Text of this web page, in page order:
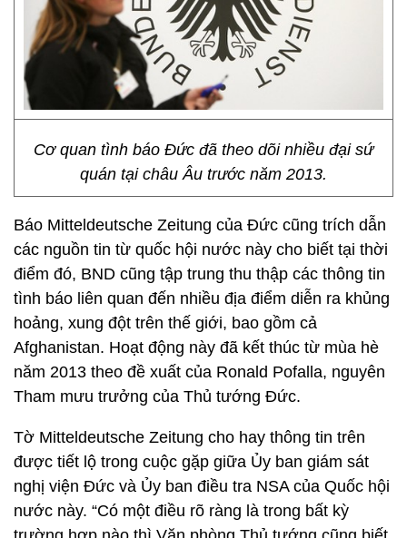
Cơ quan tình báo Đức đã theo dõi nhiều đại sứ
quán tại châu Âu trước năm 2013.
Báo Mitteldeutsche Zeitung của Đức cũng trích dẫn
các nguồn tin từ quốc hội nước này cho biết tại thời
điểm đó, BND cũng tập trung thu thập các thông tin
tình báo liên quan đến nhiều địa điểm diễn ra khủng
hoảng, xung đột trên thế giới, bao gồm cả
Afghanistan. Hoạt động này đã kết thúc từ mùa hè
năm 2013 theo đề xuất của Ronald Pofalla, nguyên
Tham mưu trưởng của Thủ tướng Đức.
Tờ Mitteldeutsche Zeitung cho hay thông tin trên
được tiết lộ trong cuộc gặp giữa Ủy ban giám sát
nghị viện Đức và Ủy ban điều tra NSA của Quốc hội
nước này. “Có một điều rõ ràng là trong bất kỳ